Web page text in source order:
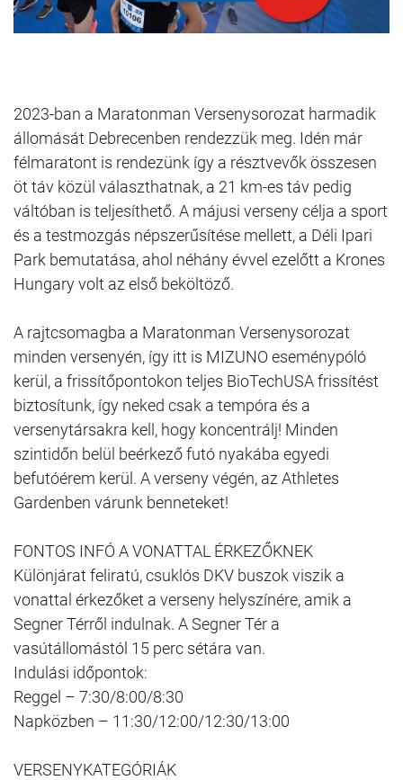
2023-ban a Maratonman Versenysorozat harmadik
állomását Debrecenben rendezzük meg. Idén már
félmaratont is rendezünk így a résztvevők összesen
öt táv közül választhatnak, a 21 km-es táv pedig
váltóban is teljesíthető. A májusi verseny célja a sport
és a testmozgás népszerűsítése mellett, a Déli Ipari
Park bemutatása, ahol néhány évvel ezelőtt a Krones
Hungary volt az első beköltöző.
A rajtcsomagba a Maratonman Versenysorozat
minden versenyén, így itt is MIZUNO eseménypóló
kerül, a frissítőpontokon teljes BioTechUSA frissítést
biztosítunk, így neked csak a tempóra és a
versenytársakra kell, hogy koncentrálj! Minden
szintidőn belül beérkező futó nyakába egyedi
befutóérem kerül. A verseny végén, az Athletes
Gardenben várunk benneteket!
FONTOS INFÓ A VONATTAL ÉRKEZŐKNEK
Különjárat feliratú, csuklós DKV buszok viszik a
vonattal érkezőket a verseny helyszínére, amik a
Segner Térről indulnak. A Segner Tér a
vasútállomástól 15 perc sétára van.
Indulási időpontok:
Reggel – 7:30/8:00/8:30
Napközben – 11:30/12:00/12:30/13:00
VERSENYKATEGÓRIÁK